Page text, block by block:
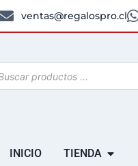
ventas@regalospro.cl
INICIO TIENDA